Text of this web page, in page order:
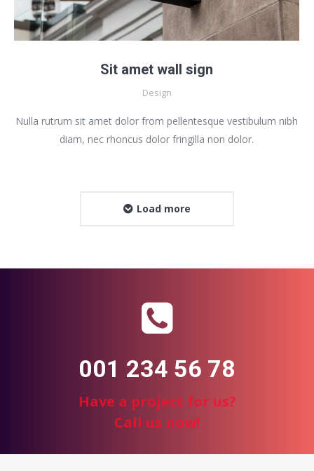
Sit amet wall sign
Design
Nulla rutrum sit amet dolor from pellentesque vestibulum nibh
diam, nec rhoncus dolor fringilla non dolor.
Load more
001 234 56 78
Have a project for us?
Call us now!